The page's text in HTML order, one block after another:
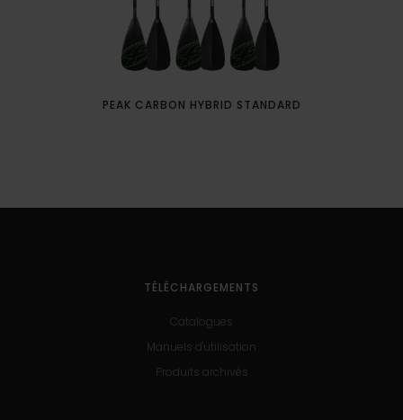
PEAK CARBON HYBRID STANDARD
TÉLÉCHARGEMENTS
Catalogues
Manuels d'utilisation
Produits archivés